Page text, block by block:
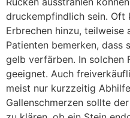
druckempfindlich sein. Oft
Erbrechen hinzu, teilweise
Patienten bemerken, dass
gelb verfärben. In solchen
geeignet. Auch
meist nur kurzzeitig
Gallenschmerzen sollte